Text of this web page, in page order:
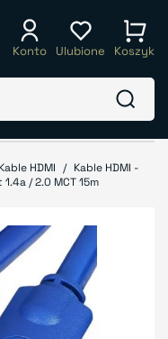
Konto Ulubione Koszyk
Kable HDMI
Kable HDMI -
/ 2.0 MCT 15m